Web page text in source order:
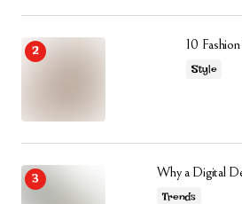
10
Style
Why a Digital
Trends